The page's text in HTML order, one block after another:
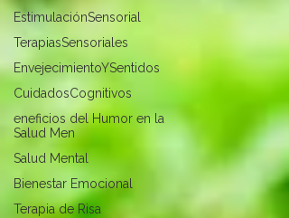
EstimulaciónSensorial
TerapiasSensoriales
EnvejecimientoYSentidos
CuidadosCognitivos
eneficios del Humor en la
Salud Men
Salud Mental
Bienestar Emocional
Terapia de Risa